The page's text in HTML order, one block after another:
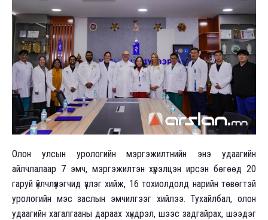
Олон улсын урологийн мэргэжилтнийн энэ удаагийн
айлчлалаар 7 эмч, мэргэжилтэн хүрэлцэн ирсэн бөгөөд 20
гаруй үйлчлүүлэгчид үзлэг хийж, 16 тохиолдолд нарийн төвөгтэй
урологийн мэс заслын эмчилгээг хийлээ. Тухайлбал, олон
удаагийн хагалгааны дараах хүндрэл, шээс задгайрах, шээдэг